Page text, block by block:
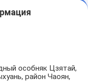
особняк Цзятай,
район Чаоян,